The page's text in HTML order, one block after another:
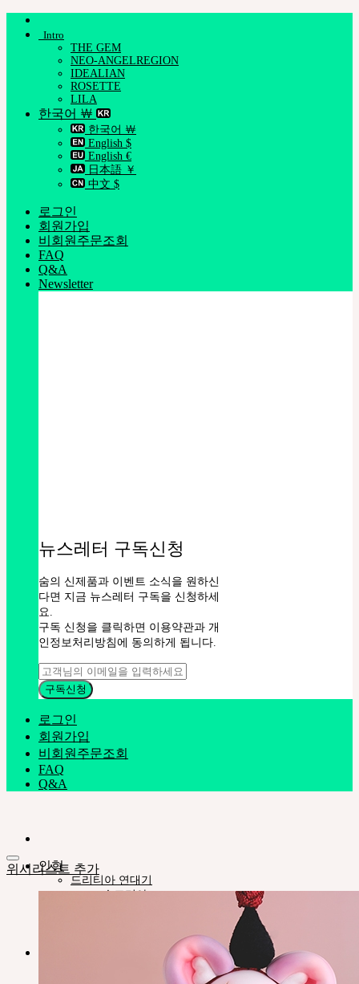
Skip
Intro
THE GEM
NEO-ANGELREGION
IDEALIAN
ROSETTE
LILA
한국어 ￦
한국어 ￦
English $
English €
日本語 ￥
中文 $
로그인
회원가입
비회원주문조회
FAQ
Q&A
Newsletter
뉴스레터 구독신청
숨의 신제품과 이벤트 소식을 원하신
다면 지금 뉴스레터 구독을 신청하세
요.
구독 신청을 클릭하면 이용약관과 개
인정보처리방침에 동의하게 됩니다.
로그인
회원가입
비회원주문조회
FAQ
Q&A
인형
드리티아 연대기
슈크리아
위시리스트 추가